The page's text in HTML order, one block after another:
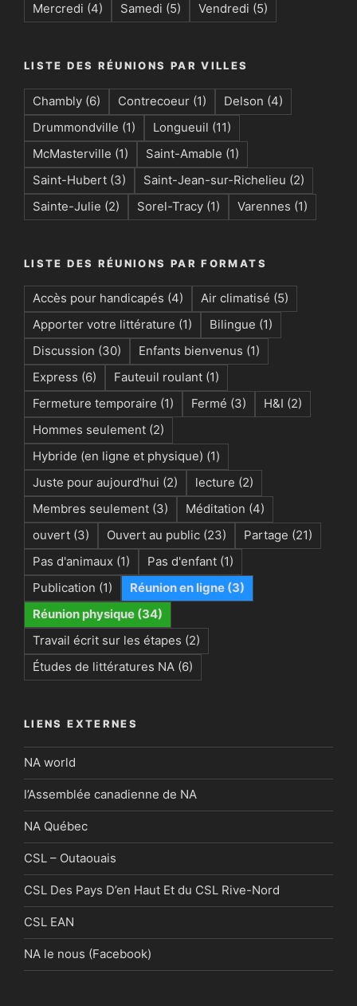
Mercredi (4) Samedi (5) Vendredi (5)
LISTE DES RÉUNIONS PAR VILLES
Chambly (6) Contrecoeur (1) Delson (4)
Drummondville (1) Longueuil (11)
McMasterville (1) Saint-Amable (1)
Saint-Hubert (3) Saint-Jean-sur-Richelieu (2)
Sainte-Julie (2) Sorel-Tracy (1) Varennes (1)
LISTE DES RÉUNIONS PAR FORMATS
Accès pour handicapés (4) Air climatisé (5)
Apporter votre littérature (1) Bilingue (1)
Discussion (30) Enfants bienvenus (1)
Express (6) Fauteuil roulant (1)
Fermeture temporaire (1) Fermé (3) H&I (2)
Hommes seulement (2)
Hybride (en ligne et physique) (1)
Juste pour aujourd'hui (2) lecture (2)
Membres seulement (3) Méditation (4)
ouvert (3) Ouvert au public (23) Partage (21)
Pas d'animaux (1) Pas d'enfant (1)
Publication (1) Réunion en ligne (3)
Réunion physique (34)
Travail écrit sur les étapes (2)
Études de littératures NA (6)
LIENS EXTERNES
NA world
l’Assemblée canadienne de NA
NA Québec
CSL – Outaouais
CSL Des Pays D’en Haut Et du CSL Rive-Nord
CSL EAN
NA le nous (Facebook)